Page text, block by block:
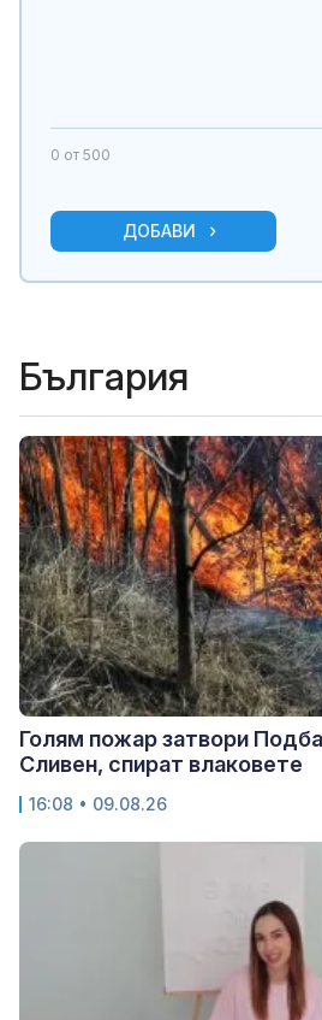
0 от 500
ДОБАВИ
България
Голям пожар затвори
Сливен, спират влаковете
16:08 • 09.08.26